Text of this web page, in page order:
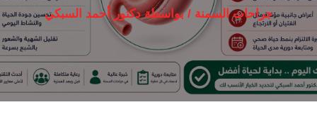
جراحات السمنة / بواسطة دكتور أحمد السبكي